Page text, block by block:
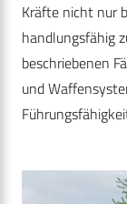
Kräfte nicht nur
handlungsfähig
beschriebenen
und